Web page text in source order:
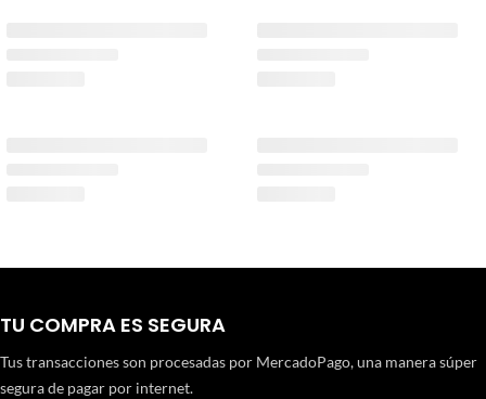
TU COMPRA ES SEGURA
Tus transacciones son procesadas por MercadoPago, una manera súper
segura de pagar por internet.